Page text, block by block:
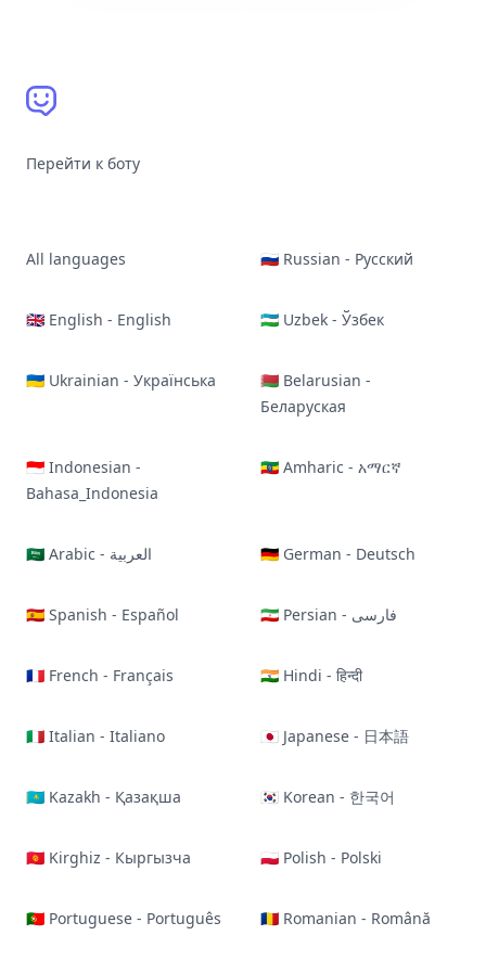
Перейти к боту
All languages 🇷🇺 Russian - Русский
🇬🇧 English - English 🇺🇿 Uzbek - Ўзбек
🇺🇦 Ukrainian - Українська
🇧🇾 Belarusian -
Беларуская
🇮🇩 Indonesian -
Bahasa_Indonesia
🇪🇹 Amharic - አማርኛ
🇸🇦 Arabic - العربية 🇩🇪 German - Deutsch
🇪🇸 Spanish - Español 🇮🇷 Persian - فارسی
🇫🇷 French - Français 🇮🇳 Hindi - हिन्दी
🇮🇹 Italian - Italiano 🇯🇵 Japanese - 日本語
🇰🇿 Kazakh - Қазақша 🇰🇷 Korean - 한국어
🇰🇬 Kirghiz - Кыргызча 🇵🇱 Polish - Polski
🇵🇹 Portuguese - Português 🇷🇴 Romanian - Română